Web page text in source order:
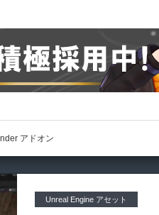
アドオン
Unreal Engine アセット